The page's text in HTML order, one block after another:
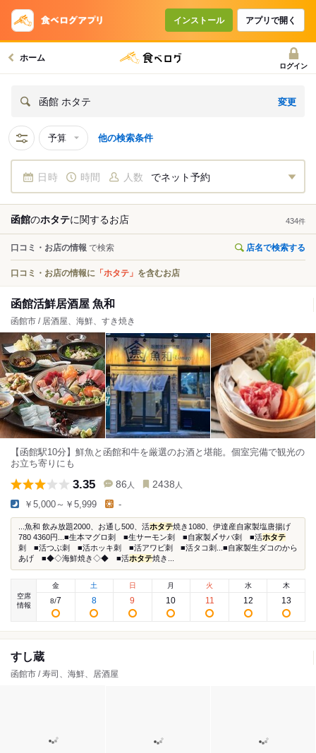
インストール アプリで開く
ホーム
ログイン
函館 ホタテ 変更
予算 他の検索条件
日時 時間 人数 でネット予約
函館のホタテに関するお店 434件
口コミ・お店の情報 で検索 店名で検索する
口コミ・お店の情報に 「ホタテ」 を含むお店
函館活鮮居酒屋 魚和
函館市 / 居酒屋、海鮮、すき焼き
【函館駅10分】鮮魚と函館和牛を厳選のお酒と堪能。個室完備で観光の
お立ち寄りにも
3.35 86 人 2438 人
￥5,000～￥5,999 -
...魚和 飲み放題2000、お通し500、活ホタテ焼き1080、伊達産自家製塩唐揚げ
780 4360円...■生本マグロ刺 ■生サーモン刺 ■自家製〆サバ刺 ■活ホタテ
刺 ■活つぶ刺 ■活ホッキ刺 ■活アワビ刺 ■活タコ刺...■自家製生ダコのから
あげ ■◆◇海鮮焼き◇◆ ■活ホタテ焼き...
空席
情報
金
8/7
土
8
日
9
月
10
火
11
水
12
木
13
すし蔵
函館市 / 寿司、海鮮、居酒屋